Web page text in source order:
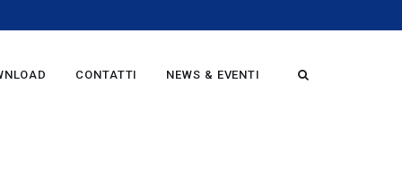
CONTATTI NEWS & EVENTI